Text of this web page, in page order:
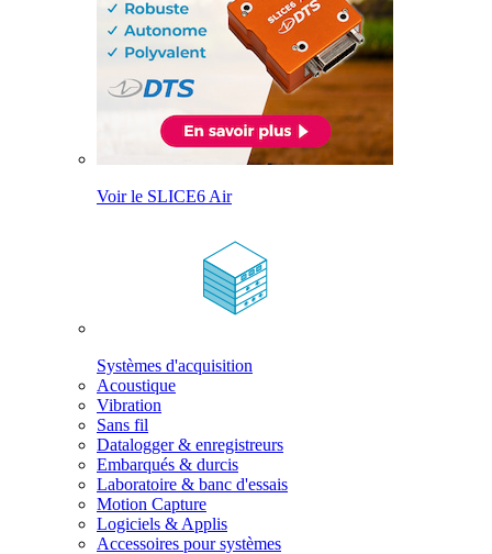
Voir le SLICE6 Air
Systèmes d'acquisition
Acoustique
Vibration
Sans fil
Datalogger & enregistreurs
Embarqués & durcis
Laboratoire & banc d'essais
Motion Capture
Logiciels & Applis
Accessoires pour systèmes